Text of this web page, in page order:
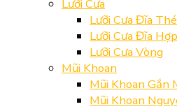
Lưỡi Cưa
Lưỡi Cưa Đĩa
Lưỡi Cưa Đĩa
Lưỡi Cưa Vòng
Mũi Khoan
Mũi Khoan Gắn
Mũi Khoan